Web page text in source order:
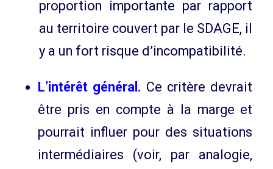
proportion importante par rapport
au territoire couvert par le SDAGE, il
y a un fort risque d’incompatibilité.
L’intérêt général. Ce critère devrait
être pris en compte à la marge et
pourrait influer pour des situations
intermédiaires (voir, par analogie,